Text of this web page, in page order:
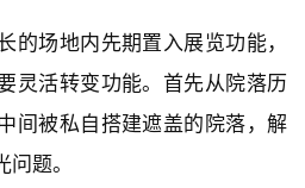
的场地内先期置入展览功能，
灵活转变功能。首先从院落历
间被私自搭建遮盖的院落，解
题。